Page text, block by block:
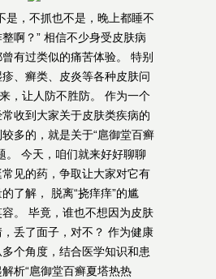
是，不抓也不是，晚上都睡不
啊？” 相信不少身受皮肤病
有过类似的痛苦体验。 特别
、癣类、皮炎等各种皮肤问
，让人防不胜防。 作为一个
收到大家关于皮肤类疾病的
多的，就是关于“扈御堂百癣
。 今天，咱们就来好好聊聊
见的药，争取让大家对它有
了解， 脱离“挠痒痒”的尴
。 毕竟，谁也不想因为皮肤
丢了面子，对不？ 作为健康
个角度，结合医学知识和患
析“扈御堂百癣夏塔热热